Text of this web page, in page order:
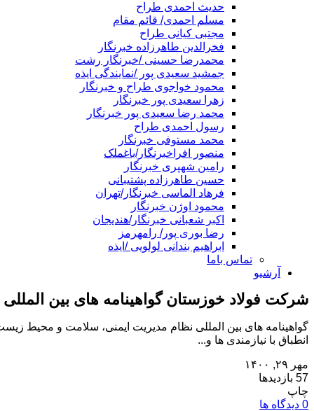
حدیث احمدی طراح
مسلم احمدی/ قائم مقام
مجتبی کیانی طراح
فخرالدین طاهرزاده خبرنگار
محمدرضا حسینی /خبرنگار رشت
جمشید سعیدی پور /نمایندگی ایذه
محمود خواجوی طراح و خبرنگار
زهرا سعیدی پور خبرنگار
محمد رضا سعیدی پور خبرنگار
رسول احمدی طراح
محمد مستوفی خبرنگار
منصور افراخبرنگار/باغملک
رامین شهپری خبرنگار
حسین طاهرزاده پشتیبانی
فرهاد الماسی خبرنگار/تهران
محمود اوژن خبرنگار
اکبر شعبانی خبرنگار/هندیجان
رضا بوری پور/ رامهرمز
ابراهیم بندانی لولویی /ایذه
تماس باما
آرشیو
شرکت فولاد خوزستان گواهینامه های بین
گواهینامه های بین المللی نظام مدیریت ایمنی، سلامت و محیط
انطباق با نیازمندی ها و...
مهر ۲۹, ۱۴۰۰
57 بازدیدها
چاپ
0 دیدگاه ها